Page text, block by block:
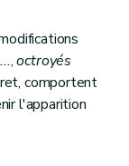
...,octroyés
comportent
l'apparition